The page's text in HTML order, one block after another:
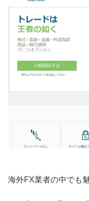
海外FX業者の中でも